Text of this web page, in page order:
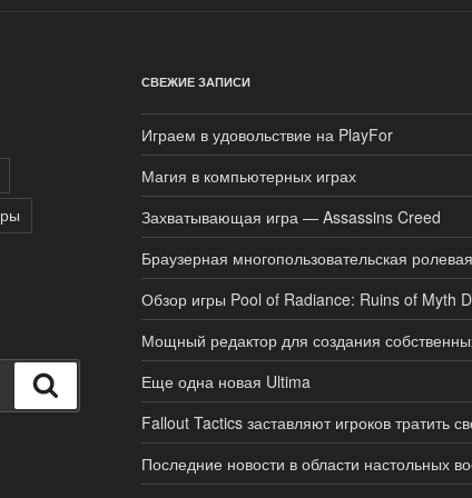
СВЕЖИЕ ЗАПИСИ
Играем в удовольствие на PlayFor
Магия в компьютерных играх
Захватывающая игра — Assassins Creed
Браузерная многопользовательская
Обзор игры Pool of Radiance: Ruins of Myth
Мощный редактор для создания
Еще одна новая Ultima
Fallout Tactics заставляют игроков тратить
Последние новости в области настольных